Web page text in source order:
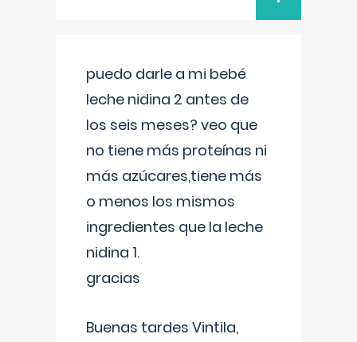
puedo darle a mi bebé
leche nidina 2 antes de
los seis meses? veo que
no tiene más proteínas ni
más azúcares,tiene más
o menos los mismos
ingredientes que la leche
nidina 1.
gracias
Buenas tardes Vintila,